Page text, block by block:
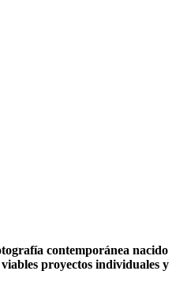
contemporánea nacido
proyectos individuales y